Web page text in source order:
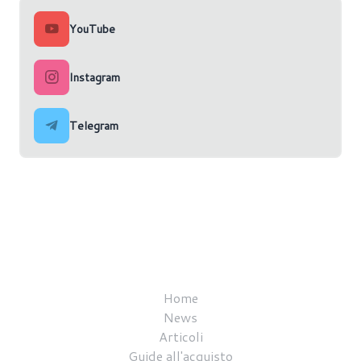
YouTube
Instagram
Telegram
Home
News
Articoli
Guide all'acquisto